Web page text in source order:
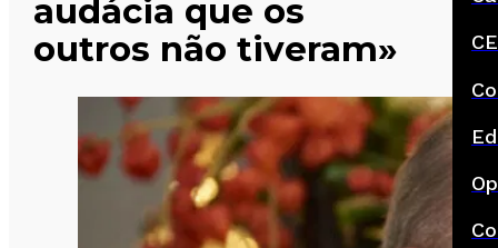
audácia que os
outros não tiveram»